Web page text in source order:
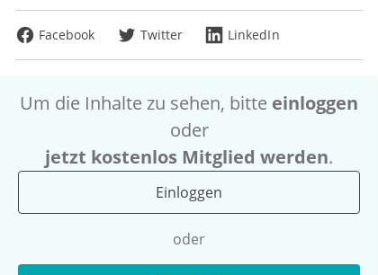
Facebook Twitter LinkedIn
Um die Inhalte zu sehen, bitte einloggen
oder
jetzt kostenlos Mitglied werden.
Einloggen
oder